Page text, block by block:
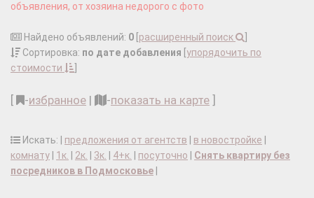
объявления, от хозяина недорого с фото
Найдено объявлений: 0 расширенный поиск
Сортировка: по дате добавления упорядочить по
стоимости
-избранное | -показать на карте
Искать: | предложения от агентств в новостройке
комнату
1к. 2к. 3к. 4+к. посуточно
Снять квартиру без
посредников в Подмосковье